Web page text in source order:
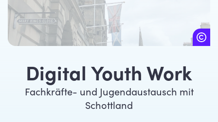
Digital Youth Work
Fachkräfte- und Jugendaustausch mit
Schottland